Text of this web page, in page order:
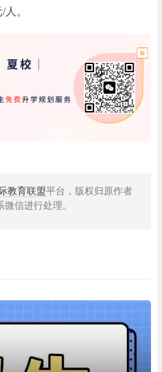
。
教育联盟平台，版权归原作者
信进行处理。